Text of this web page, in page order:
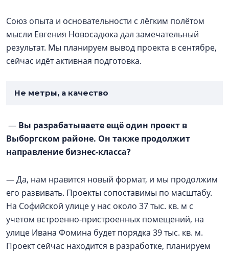
Союз опыта и основательности с лёгким полётом
мысли Евгения Новосадюка дал замечательный
результат. Мы планируем вывод проекта в сентябре,
сейчас идёт активная подготовка.
Не метры, а качество
— Вы разрабатываете ещё один проект в
Выборгском районе. Он также продолжит
направление бизнес-класса?
— Да, нам нравится новый формат, и мы продолжим
его развивать. Проекты сопоставимы по масштабу.
На Софийской улице у нас около 37 тыс. кв. м с
учетом встроенно-пристроенных помещений, на
улице Ивана Фомина будет порядка 39 тыс. кв. м.
Проект сейчас находится в разработке, планируем